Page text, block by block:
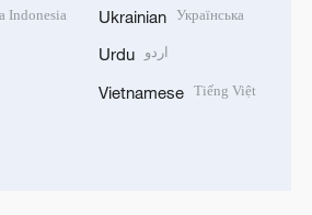
Indonesia Ukrainian Українська
Urdu اردو
Vietnamese Tiếng Việt